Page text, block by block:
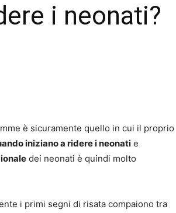
i neonati?
è sicuramente quello in cui il proprio
iniziano a ridere i neonati e
dei neonati è quindi molto
i primi segni di risata compaiono tra